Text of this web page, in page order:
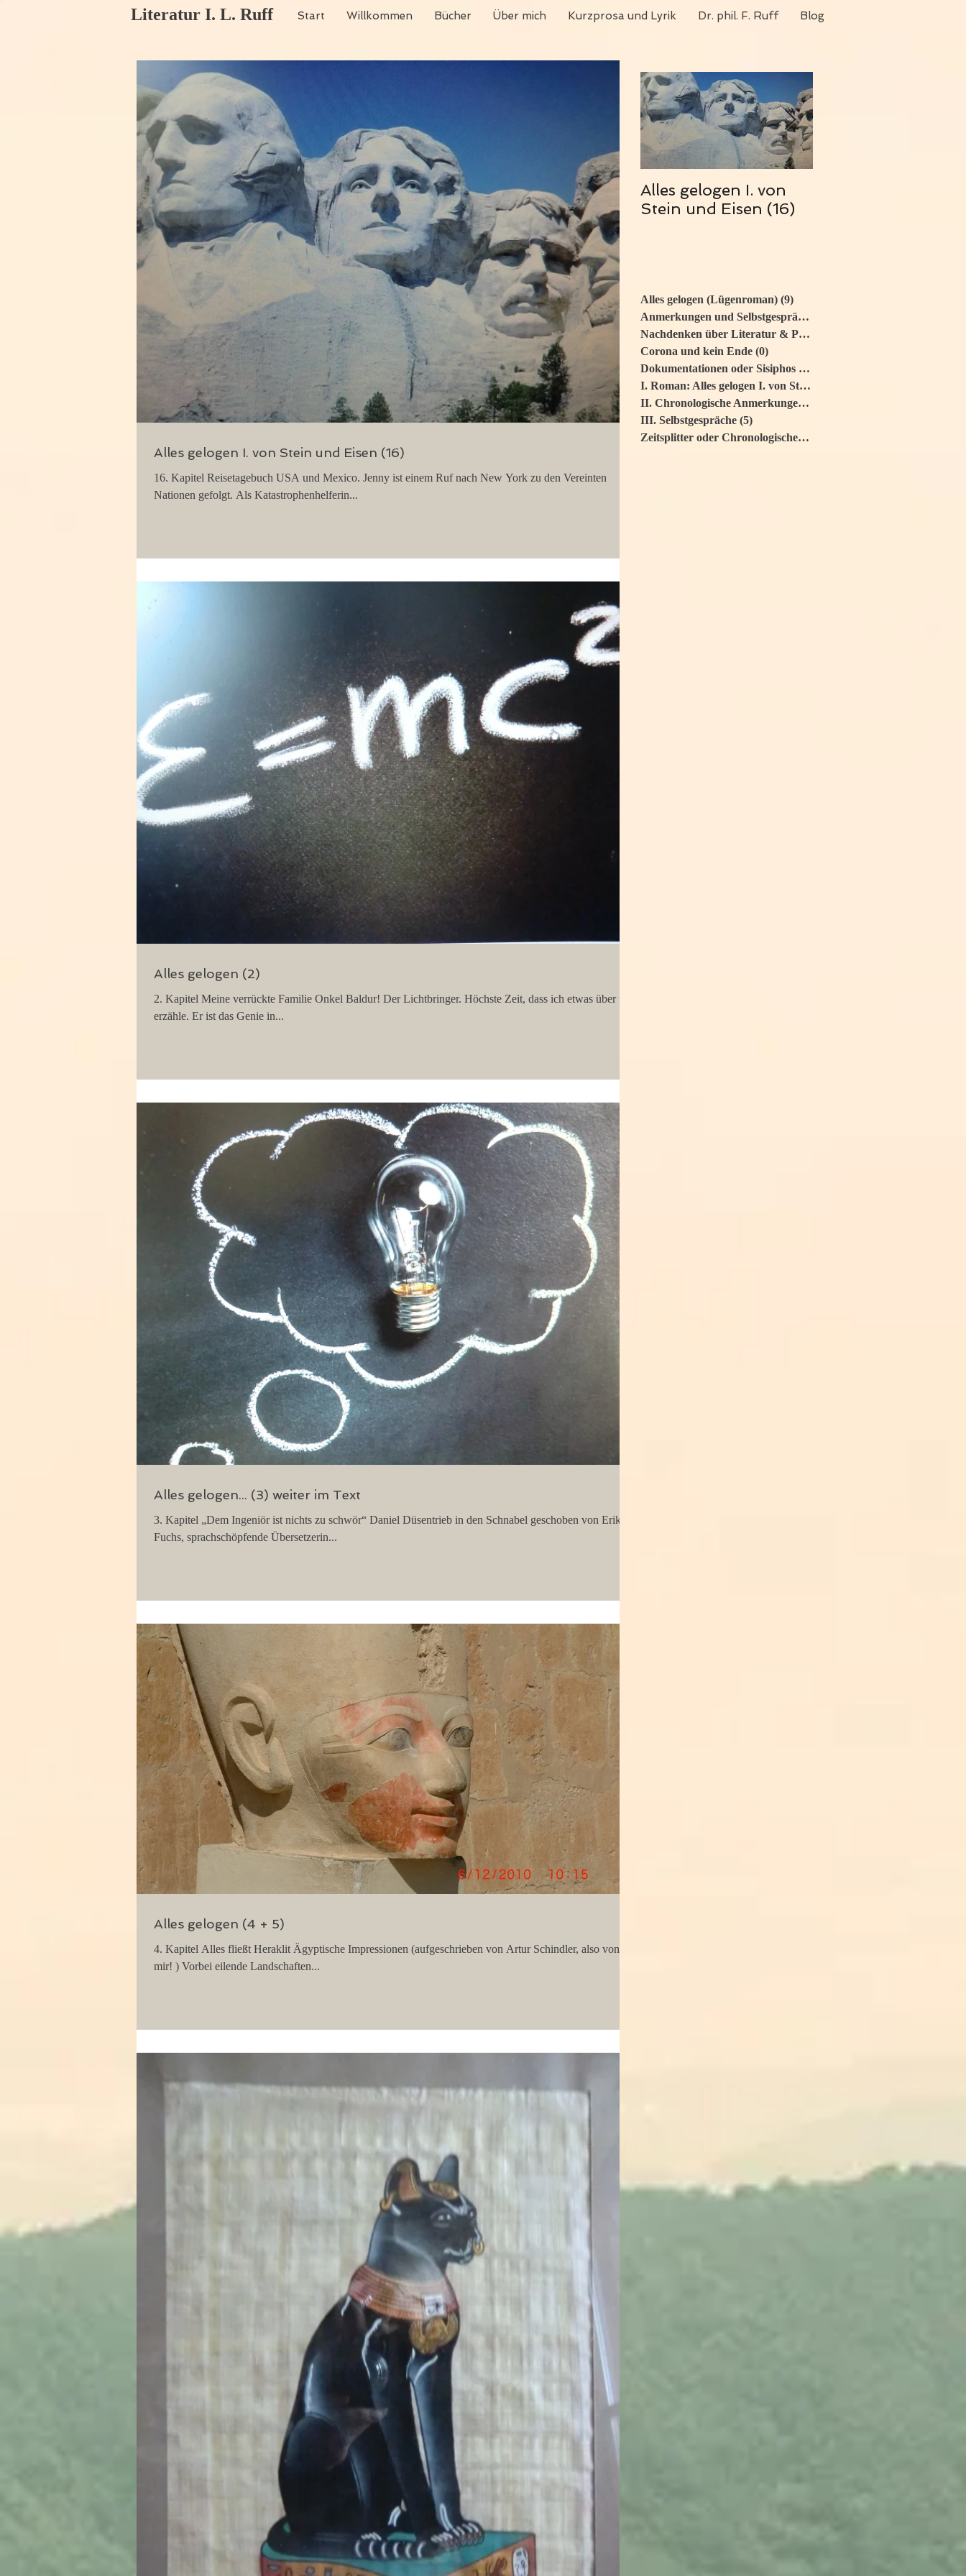
Literatur I. L. Ruff Start Willkommen Bücher Über mich Kurzprosa und Lyrik Dr. phil. F. Ruff Blog
Alles gelogen I. von Stein und Eisen (16)
16. Kapitel Reisetagebuch USA und Mexico. Jenny ist einem Ruf nach New York zu den Vereinten
Nationen gefolgt. Als Katastrophenhelferin...
Alles gelogen (2)
2. Kapitel Meine verrückte Familie Onkel Baldur! Der Lichtbringer. Höchste Zeit, dass ich etwas über ihn
erzähle. Er ist das Genie in...
Alles gelogen... (3) weiter im Text
3. Kapitel „Dem Ingeniör ist nichts zu schwör“ Daniel Düsentrieb in den Schnabel geschoben von Erika
Fuchs, sprachschöpfende Übersetzerin...
Alles gelogen (4 + 5)
4. Kapitel Alles fließt Heraklit Ägyptische Impressionen (aufgeschrieben von Artur Schindler, also von
mir! ) Vorbei eilende Landschaften...
Alles gelogen I. von
Stein und Eisen (16)
Alles gelogen (Lügenroman) (9)
Anmerkungen und Selbstgespräche
Nachdenken über Literatur & Politik
Corona und kein Ende (0)
Dokumentationen oder Sisiphos wälzt
I. Roman: Alles gelogen I. von Stei
II. Chronologische Anmerkungen oder
III. Selbstgespräche (5)
Zeitsplitter oder Chronologisches(0)